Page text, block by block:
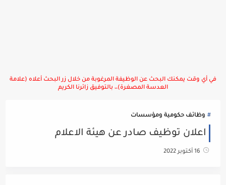
في أي وقت يمكنك البحث عن الوظيفة المرغوبة من خلال زر البحث أعلاه (علامة
العدسة المصغرة)،، بالتوفيق زائرنا الكريم
وظائف حكومية ومؤسسات
اعلان توظيف صادر عن هيئة الاعلام
16 أكتوبر 2022